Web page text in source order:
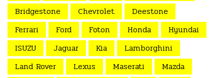
Bridgestone
Chevrolet
Deestone
Ferrari
Ford Foton Honda
Hyundai
ISUZU
Jaguar Kia
Lamborghini
Land Rover
Lexus Maserati
Mazda